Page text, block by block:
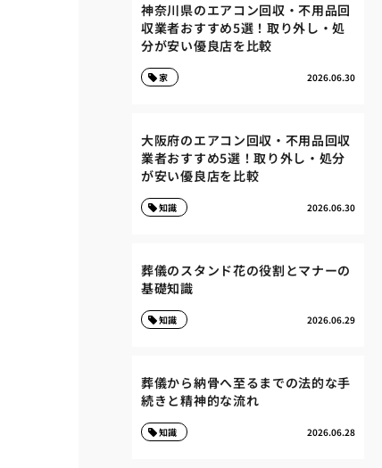
神奈川県のエアコン回収・不用品回
収業者おすすめ5選！取り外し・処
分が安い優良店を比較
2026.06.30
家
大阪府のエアコン回収・不用品回収
業者おすすめ5選！取り外し・処分
が安い優良店を比較
2026.06.30
知識
葬儀のスタンド花の役割とマナーの
基礎知識
2026.06.29
知識
葬儀から納骨へ至るまでの法的な手
続きと精神的な流れ
2026.06.28
知識